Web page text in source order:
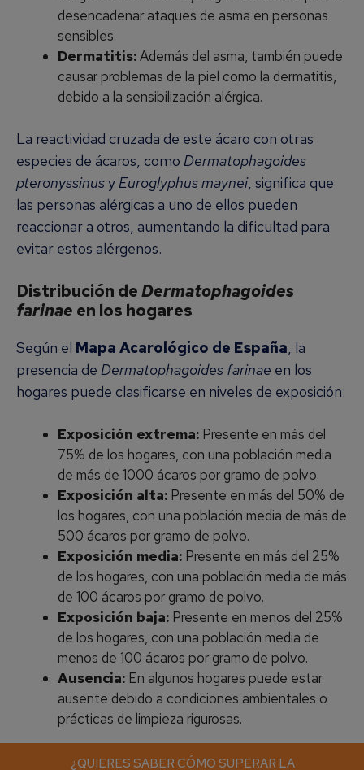
¿QUIERES SABER CÓMO SUPERAR LA
¿QUIERES SABER CÓMO SUPERAR LA
¿QUIERES SABER CÓMO SUPERAR LA
desencadenar ataques de asma en personas
sensibles.
Dermatitis:Además del asma, también puede
causar problemas de la piel como la dermatitis,
debido a la sensibilización alérgica.
La reactividad cruzada de este ácaro con otras
especies de ácaros, como Dermatophagoides
pteronyssinusyEuroglyphus maynei, significa que
las personas alérgicas a uno de ellos pueden
reaccionar a otros, aumentando la dificultad para
evitar estos alérgenos.
Distribución deDermatophagoides
farinae en los hogares
Según el Mapa Acarológico de España, la
presencia de Dermatophagoides farinae en los
hogares puede clasificarse en niveles de exposición:
Exposición extrema: Presente en más del
75% de los hogares, con una población media
de más de 1000 ácaros por gramo de polvo.
Exposición alta: Presente en más del 50% de
los hogares, con una población media de más de
500 ácaros por gramo de polvo.
Exposición media: Presente en más del 25%
de los hogares, con una población media de más
de 100 ácaros por gramo de polvo.
Exposición baja: Presente en menos del 25%
de los hogares, con una población media de
menos de 100 ácaros por gramo de polvo.
Ausencia: En algunos hogares puede estar
ausente debido a condiciones ambientales o
prácticas de limpieza rigurosas.
Cómo reducir la exposición a
¿QUIERES SABER CÓMO SUPERAR LA
¿QUIERES SABER CÓMO SUPERAR LA
¿QUIERES SABER CÓMO SUPERAR LA
¿QUIERES SABER CÓMO SUPERAR LA
¿QUIERES SABER CÓMO SUPERAR LA
¿QUIERES SABER CÓMO SUPERAR LA
¿QUIERES SABER CÓMO SUPERAR LA
¿QUIERES SABER CÓMO SUPERAR LA